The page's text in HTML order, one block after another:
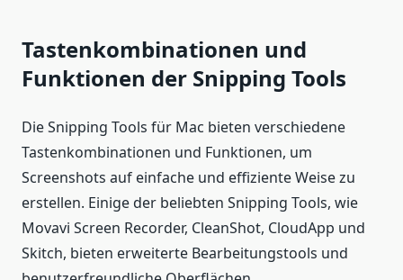
Tastenkombinationen und
Funktionen der Snipping Tools
Die Snipping Tools für Mac bieten verschiedene
Tastenkombinationen und Funktionen, um
Screenshots auf einfache und effiziente Weise zu
erstellen. Einige der beliebten Snipping Tools, wie
Movavi Screen Recorder, CleanShot, CloudApp und
Skitch, bieten erweiterte Bearbeitungstools und